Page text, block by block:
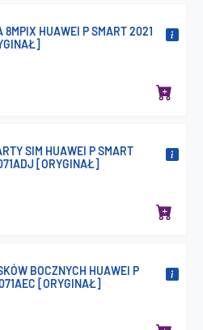
8MPIX HUAWEI P SMART 2021
SIM HUAWEI P SMART
[ORYGINAŁ]
BOCZNYCH HUAWEI P
[ORYGINAŁ]